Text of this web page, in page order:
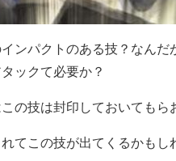
ンパクトのある技？なんだ
ックて必要か？
の技は封印しておいてもら
てこの技が出てくるかもし